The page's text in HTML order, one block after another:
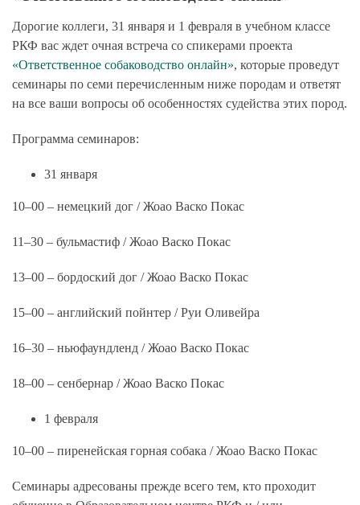
Дорогие коллеги, 31 января и 1 февраля в учебном классе
РКФ вас ждет очная встреча со спикерами проекта
«Ответственное собаководство онлайн», которые проведут
семинары по семи перечисленным ниже породам и ответят
на все ваши вопросы об особенностях судейства этих пород.
Программа семинаров:
31 января
10–00 – немецкий дог / Жоао Васко Покас
11–30 – бульмастиф / Жоао Васко Покас
13–00 – бордоский дог / Жоао Васко Покас
15–00 – английский пойнтер / Руи Оливейра
16–30 – ньюфаундленд / Жоао Васко Покас
18–00 – сенбернар / Жоао Васко Покас
1 февраля
10–00 – пиренейская горная собака / Жоао Васко Покас
Семинары адресованы прежде всего тем, кто проходит